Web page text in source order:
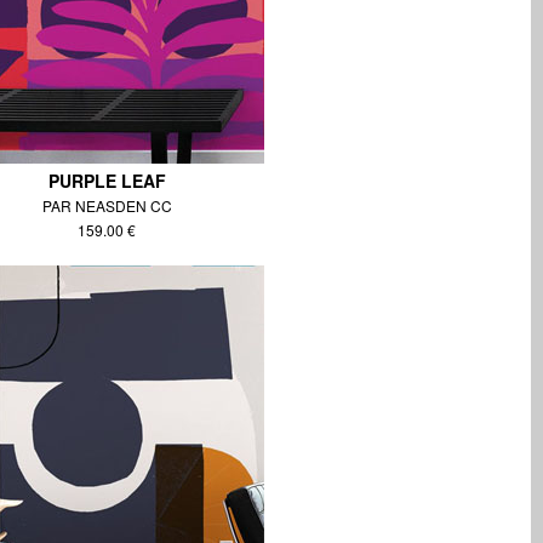
PURPLE LEAF
PAR NEASDEN CC
159.00 €